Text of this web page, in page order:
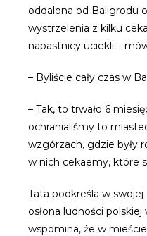
oddalona od Baligrodu
wystrzelenia z kilku
napastnicy uciekli –
– Byliście cały czas w
– Tak, to trwało 6
ochranialiśmy to
wzgórzach, gdzie były
w nich cekaemy, które
Tata podkreśla w swojej
osłona ludności
wspomina, że w mieście